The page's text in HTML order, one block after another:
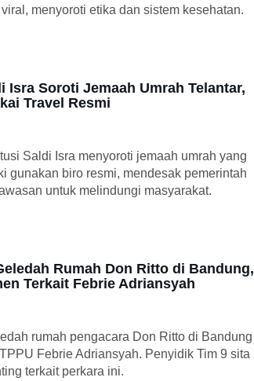
menyoroti etika dan sistem kesehatan.
Isra Soroti Jemaah Umrah Telantar,
Travel Resmi
Saldi Isra menyoroti jemaah umrah yang
gunakan biro resmi, mendesak pemerintah
untuk melindungi masyarakat.
Rumah Don Ritto di Bandung,
Terkait Febrie Adriansyah
rumah pengacara Don Ritto di Bandung
Febrie Adriansyah. Penyidik Tim 9 sita
terkait perkara ini.